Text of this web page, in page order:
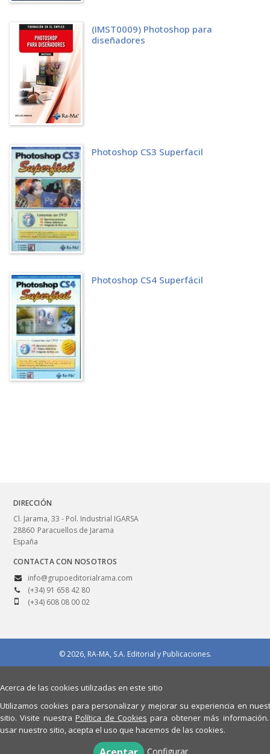
(IMST0009) Photoshop para
diseñadores
Photoshop CS3 Superfacil
Photoshop CS4 Superfácil
DIRECCIÓN
Cl. Jarama, 33 - Pol. Industrial IGARSA
28860 Paracuellos de Jarama
España
CONTACTA CON NOSOTROS
info@grupoeditorialrama.com
(+34) 91 658 42 80
(+34) 608 08 00 02
© 2026, RA-MA, S.A. Editorial y Publicaciones.
Política de cookies
Quiénes somos
Acerca de las cookies utilizadas en este sitio
Utilizamos cookies para personalizar y mejorar su experiencia en
sitio. Visite nuestraPolítica de Cookies para obtener más
usar nuestro sitio, acepta el uso que hacemos de las cookies.
Configurar